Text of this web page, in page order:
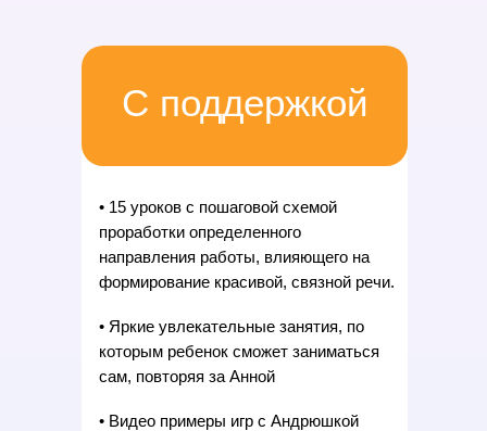
С поддержкой
• 15 уроков с пошаговой схемой
проработки определенного
направления работы, влияющего на
формирование красивой, связной речи.
• Яркие увлекательные занятия, по
которым ребенок сможет заниматься
сам, повторяя за Анной
• Видео примеры игр с Андрюшкой